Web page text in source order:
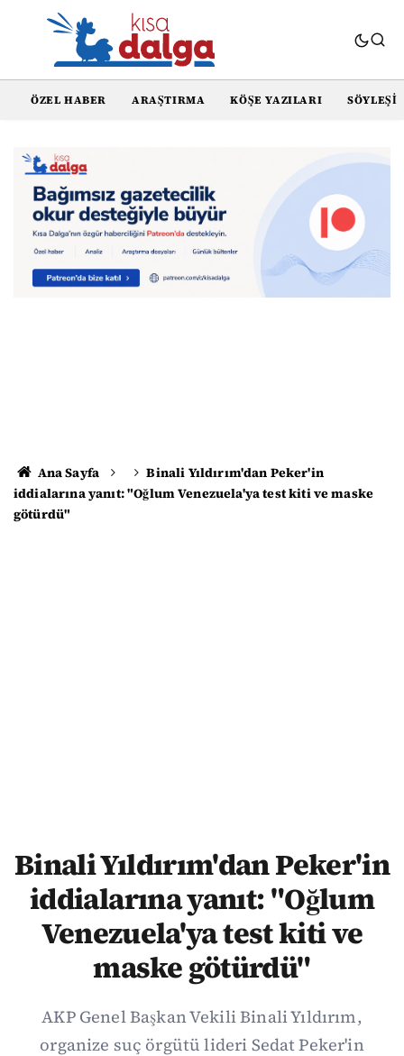
ÖZEL HABER ARAŞTIRMA KÖŞE YAZILARI SÖYLEŞI
Ana Sayfa
Binali Yıldırım'dan Peker'in
iddialarına yanıt: "Oğlum Venezuela'ya test kiti ve maske
götürdü"
Binali Yıldırım'dan Peker'in
iddialarına yanıt: "Oğlum
Venezuela'ya test kiti ve
maske götürdü"
AKP Genel Başkan Vekili Binali Yıldırım,
organize suç örgütü lideri Sedat Peker'in